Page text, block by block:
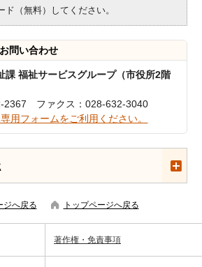
ド（無料）してください。
お問い合わせ
課 福祉サービスグループ（市役所2階
2367 ファクス：028-632-3040
用フォームをご利用ください。
ジへ戻る トップページへ戻る
著作権・免責事項